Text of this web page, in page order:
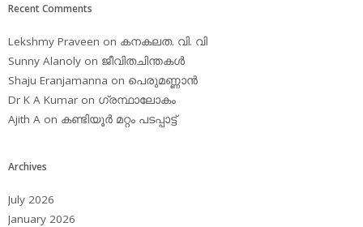
Recent Comments
Lekshmy Praveen on കനകലത. വി. വി
Sunny Alanoly on ജീവിതചിന്തകള്‍
Shaju Eranjamanna on പെരുമണ്ണാന്‍
Dr K A Kumar on ഗ്രന്ഥാലോകം
Ajith A on കണ്ടിയൂര്‍ മറ്റം പടപ്പാട്ട്‌
Archives
July 2026
January 2026